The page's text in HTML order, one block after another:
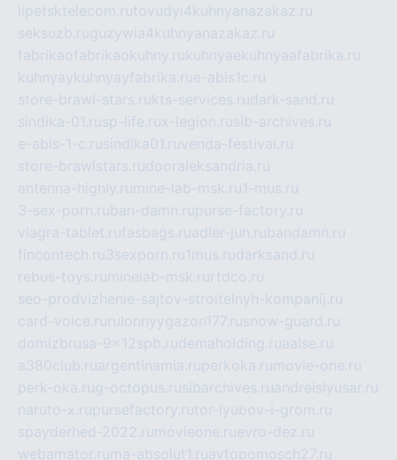
lipetsktelecom.rutovudyi4kuhnyanazakaz.ru
seksuzb.ruguzywia4kuhnyanazakaz.ru
fabrikaofabrikaokuhny.rukuhnyaekuhnyaafabrika.ru
kuhnyaykuhnyayfabrika.rue-abis1c.ru
store-brawl-stars.rukts-services.rudark-sand.ru
sindika-01.rusp-life.rux-legion.rusib-archives.ru
e-abis-1-c.rusindika01.ruvenda-festival.ru
store-brawlstars.rudooraleksandria.ru
antenna-highly.ru mine-lab-msk.ru1-mus.ru
3-sex-porn.ruban-damn.rupurse-factory.ru
viagra-tablet.rufasbags.ruadler-jun.rubandamn.ru
fincontech.ru3sexporn.ru1mus.rudarksand.ru
rebus-toys.ru minelab-msk.ru rtdco.ru
seo-prodvizhenie-sajtov-stroitelnyh-kompanij.ru
card-voice.ru rulonnyygazon177.rusnow-guard.ru
domizbrusa-9x12spb.rudemaholding.ruaalse.ru
a380club.ruargentinamia.ruperkoka.ru movie-one.ru
perk-oka.rug-octopus.rusibarchives.ruandreislyusar.ru
naruto-x.rupursefactory.rutor-lyubov-i-grom.ru
spayderhed-2022.ru movieone.ruevro-dez.ru
webamator.ru ma-absolut1.ruavtopomosch27.ru